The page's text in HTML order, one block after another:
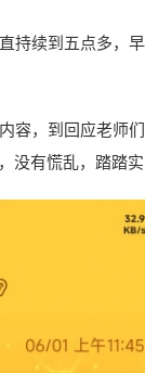
持续到五点多，
容，到回应老师
没有慌乱，踏踏实